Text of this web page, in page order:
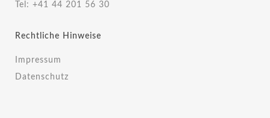
Tel: +41 44 201 56 30
Rechtliche Hinweise
Impressum
Datenschutz